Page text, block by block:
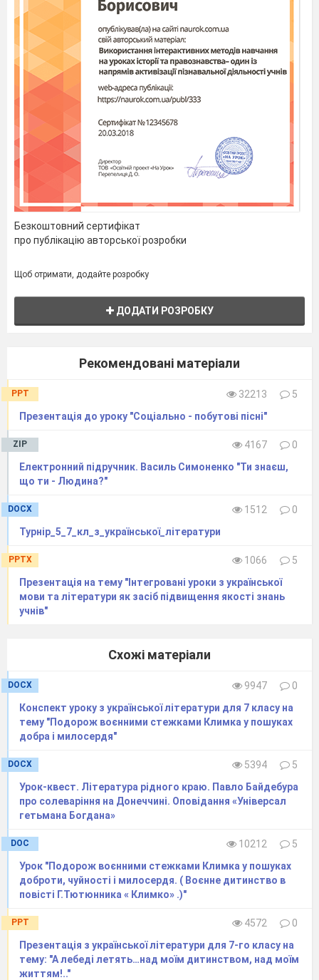
Безкоштовний сертифікат
про публікацію авторської розробки
Щоб отримати, додайте розробку
ДОДАТИ РОЗРОБКУ
Рекомендовані матеріали
PPT 32213
5
Презентація до уроку "Соціально - побутові пісні"
ZIP 4167
0
Електронний підручник. Василь Симоненко "Ти знаєш,
що ти - Людина?"
DOCX 1512
0
Турнір_5_7_кл_з_української_літератури
PPTX 1066
5
Презентація на тему "Інтегровані уроки з української
мови та літератури як засіб підвищення якості знань
учнів"
Схожі матеріали
DOCX 9947
0
Конспект уроку з української літератури для 7 класу на
тему "Подорож воєнними стежками Климка у пошуках
добра і милосердя"
DOCX 5394
5
Урок-квест. Література рідного краю. Павло Байдебура
про солеваріння на Донеччині. Оповідання «Універсал
гетьмана Богдана»
DOC 10212
5
Урок "Подорож воєнними стежками Климка у пошуках
доброти, чуйності і милосердя. ( Воєнне дитинство в
повісті Г.Тютюнника « Климко» .)"
PPT 4572
0
Презентація з української літератури для 7-го класу на
тему: "А лебеді летять…над моїм дитинством, над моїм
життям!.."